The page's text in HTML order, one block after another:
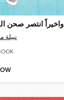
واخيراً انتصر صحن
نبيلة